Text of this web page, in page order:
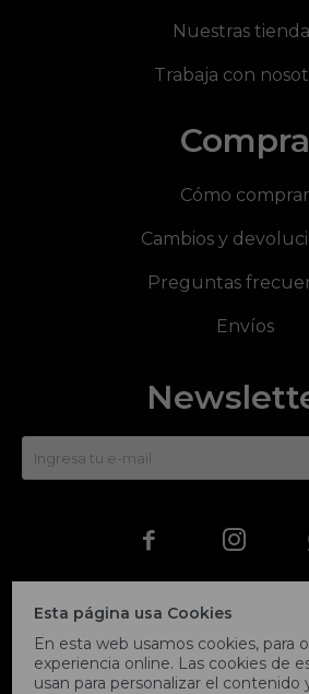
Esta página usa Cookies
En esta web usamos cookies, para
experiencia online. Las cookies de
usan para personalizar el contenido
Nuestras
Trabaja con
Compra
Cómo comprar
Cambios y
Preguntas
Envíos
 